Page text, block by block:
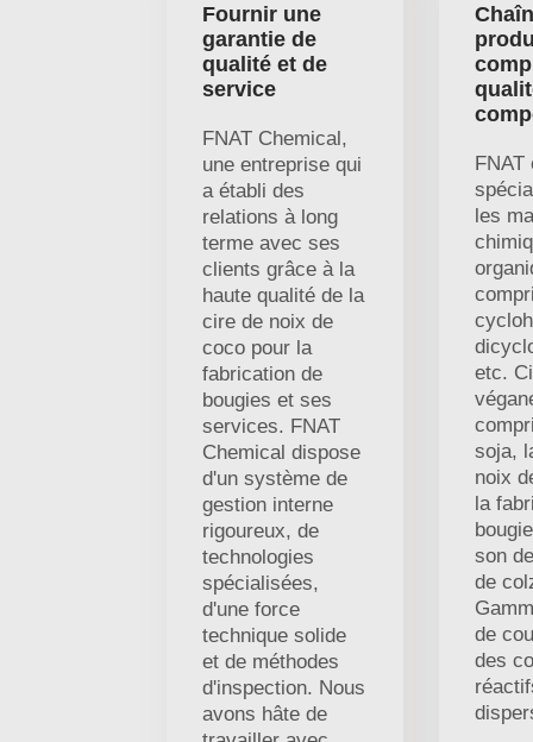
Fournir une
garantie de
qualité et de
service
FNAT Chemical,
une entreprise qui
a établi des
relations à long
terme avec ses
clients grâce à la
haute qualité de la
cire de noix de
coco pour la
fabrication de
bougies et ses
services. FNAT
Chemical dispose
d'un système de
gestion interne
rigoureux, de
technologies
spécialisées,
d'une force
technique solide
et de méthodes
d'inspection. Nous
avons hâte de
FNAT
les
etc.
soja,
noix
la
son
de
de
des